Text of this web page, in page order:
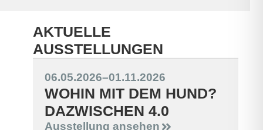
AKTUELLE
AUSSTELLUNGEN
06.05.2026–01.11.2026
WOHIN MIT DEM HUND?
DAZWISCHEN 4.0
Ausstellung ansehen